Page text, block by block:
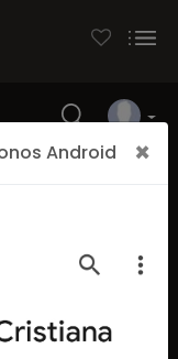
Android ×